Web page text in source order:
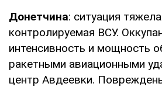
Донетчина: ситуация
контролируемая ВСУ.
интенсивность и мощность
ракетными авиационными
центр Авдеевки.